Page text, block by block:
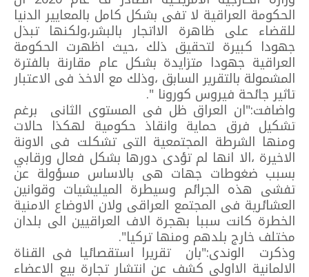
الحكومة العراقية لا تفى بشكل كامل بالمعايير الدنيا
للقضاء على ظاهرة الااتجار بالبشر،ولكنها تبذل
جهودا كبيرة لتحقيق ذلك ،حيث اظهرت الحكومة
العراقية جهودا متزايدة بشكل عام مقارنة بالفترة
المشمولة بالتقرير السابق ،وذلك مع الاخذ فى الاعتبار
تاثير جائحة فيروس كورونا ".
واضافت:"ان العراق ظل فى المستوى الثانى برغم
تشكيل فرق حماية وانقاذ حكومية لهكذا حالات
ومنها الشرطة المجتمعية التى تشكلت فى الاونة
الاخيرة ،الا انها لم تؤدى دورها بشكل فعال ورقابي
بسبب ضغوطات جهات هى بالاساس مسؤولة عن
تفشى هذه الجرائم وسيطرة الميليشيات وقوانين
العشائرية فى المجتمع العراقى ولان الاوضاع الامنية
الخطرة كانت سببا بهجرة الاف العراقيين الى بلدان
مختلف خارج بلدهم ومنها تركيا".
وذكرت الوندى:"بان تقريرا استقصائيا فى القناة
الالمانية الااولى كشف عن انتشار تجارة بيع الاعضاء